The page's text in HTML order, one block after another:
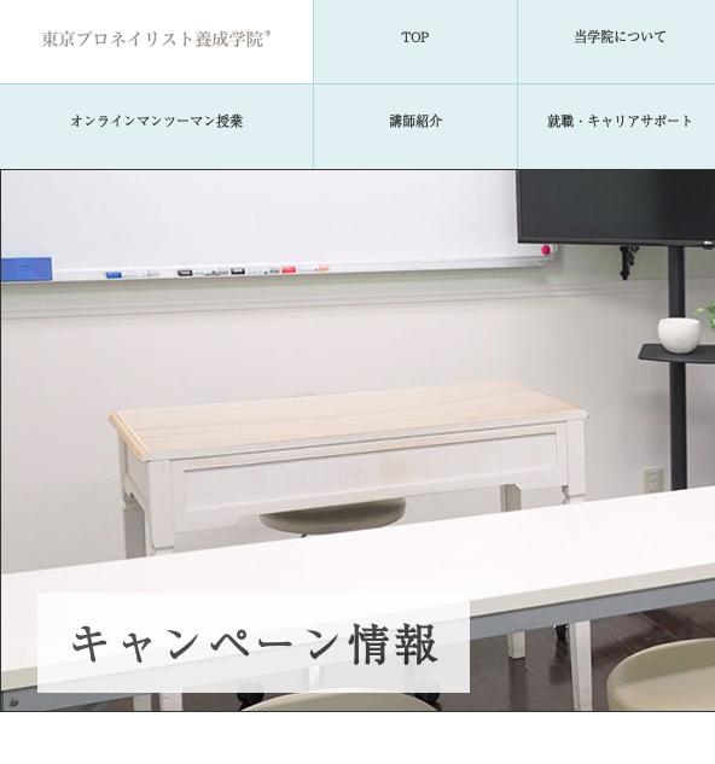
TOP 当学院について
オンラインマンツーマン授業 講師紹介 就職・キャリアサポート
キャンペーン情報
当学院について
コースのご案内
資格取得について
就職・キャリアサポート
ネイル体験会/スクール説明会
プレミアム講義のご案内
受講生の声